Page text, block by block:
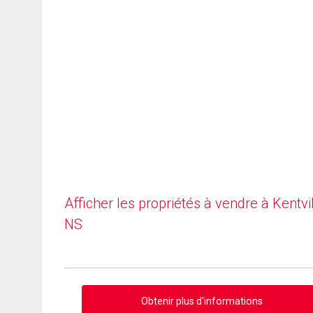
Afficher les propriétés à vendre à
NS
Obtenir plus d'informations